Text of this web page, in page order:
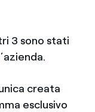
3 sono stati
creata
esclusivo